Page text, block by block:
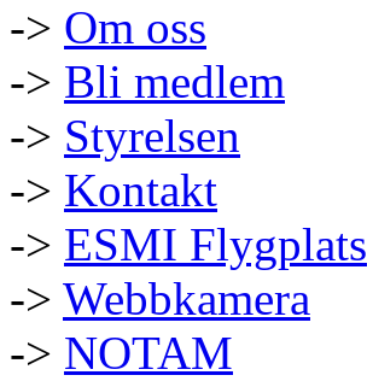
-> Om oss
-> Bli medlem
-> Styrelsen
-> Kontakt
-> ESMI Flygplats
-> Webbkamera
-> NOTAM